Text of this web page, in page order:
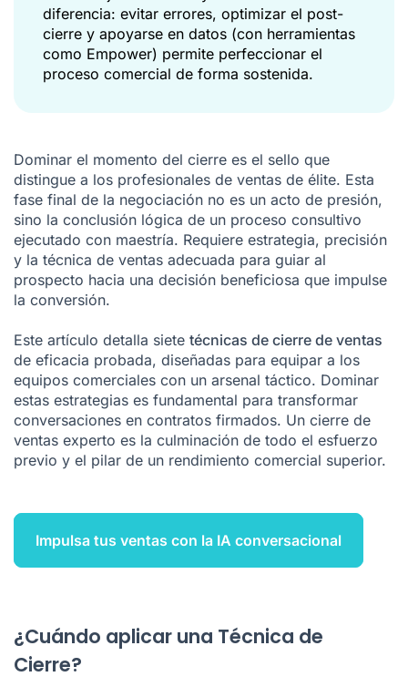
diferencia: evitar errores, optimizar el post-
cierre y apoyarse en datos (con herramientas
como Empower) permite perfeccionar el
proceso comercial de forma sostenida.
Dominar el momento del cierre es el sello que
distingue a los profesionales de ventas de élite. Esta
fase final de la negociación no es un acto de presión,
sino la conclusión lógica de un proceso consultivo
ejecutado con maestría. Requiere estrategia, precisión
y la técnica de ventas adecuada para guiar al
prospecto hacia una decisión beneficiosa que impulse
la conversión.
Este artículo detalla siete técnicas de cierre de ventas
de eficacia probada, diseñadas para equipar a los
equipos comerciales con un arsenal táctico. Dominar
estas estrategias es fundamental para transformar
conversaciones en contratos firmados. Un cierre de
ventas experto es la culminación de todo el esfuerzo
previo y el pilar de un rendimiento comercial superior.
Impulsa tus ventas con la IA conversacional
¿Cuándo aplicar una Técnica de
Cierre?